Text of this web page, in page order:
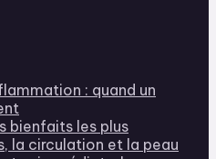
: quand un
bienfaits les plus
la circulation et la peau